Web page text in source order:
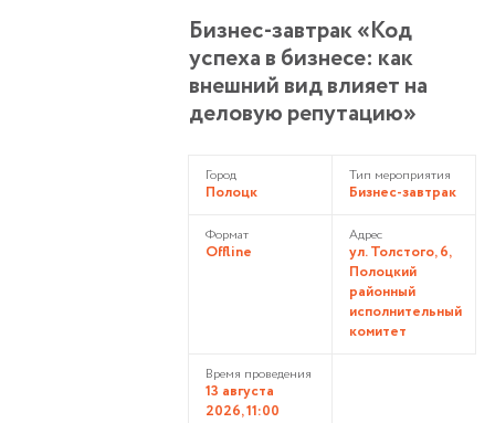
Бизнес-завтрак «Код
успеха в бизнесе: как
внешний вид влияет на
деловую репутацию»
Город
Полоцк
Тип мероприятия
Бизнес-завтрак
Формат
Offline
Адрес
ул. Толстого, 6,
Полоцкий
районный
исполнительный
комитет
Время проведения
13 августа
2026, 11:00